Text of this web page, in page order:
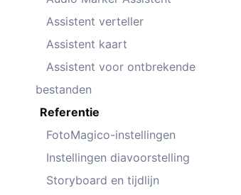
Assistent verteller
Assistent kaart
Assistent voor ontbrekende
bestanden
Referentie
FotoMagico-instellingen
Instellingen diavoorstelling
Storyboard en tijdlijn